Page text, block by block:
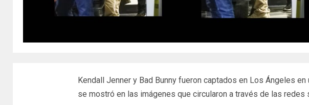
Kendall Jenner y Bad Bunny fueron captados en Los Ángeles
se mostró en las imágenes que circularon a través de las redes